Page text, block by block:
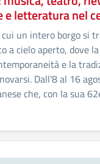
e letteratura nel
un intero borgo si
a cielo aperto, dove
e la
Dall'8 al 16
che, con la sua